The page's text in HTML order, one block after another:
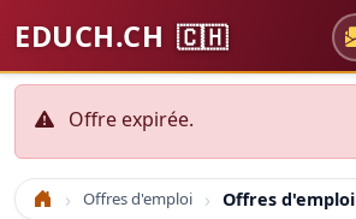
EDUCH.CH 🇨🇭
Offre expirée.
Accueil Offres d'emploi Offres d'emploi